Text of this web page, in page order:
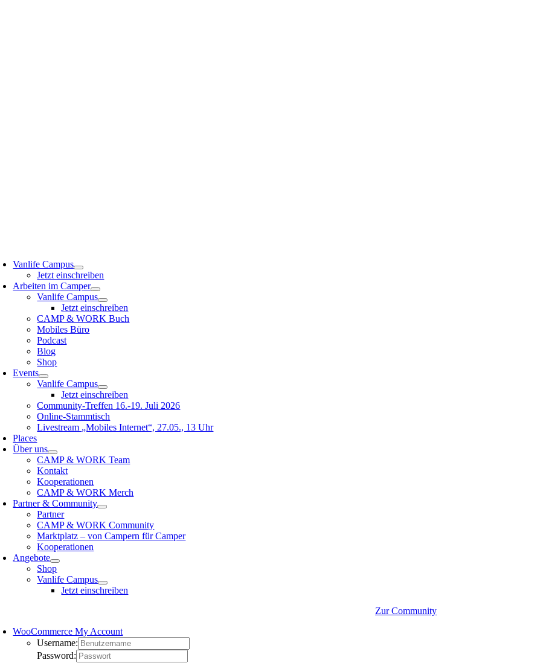
Vanlife Campus
Jetzt einschreiben
Arbeiten im Camper
Vanlife Campus
Jetzt einschreiben
CAMP & WORK Buch
Mobiles Büro
Podcast
Blog
Shop
Events
Vanlife Campus
Jetzt einschreiben
Community-Treffen 16.-19. Juli 2026
Online-Stammtisch
Livestream „Mobiles Internet“, 27.05., 13 Uhr
Places
Über uns
CAMP & WORK Team
Kontakt
Kooperationen
CAMP & WORK Merch
Partner & Community
Partner
CAMP & WORK Community
Marktplatz – von Campern für Camper
Kooperationen
Angebote
Shop
Vanlife Campus
Jetzt einschreiben
Zur Community
WooCommerce My Account
Username:
Password: